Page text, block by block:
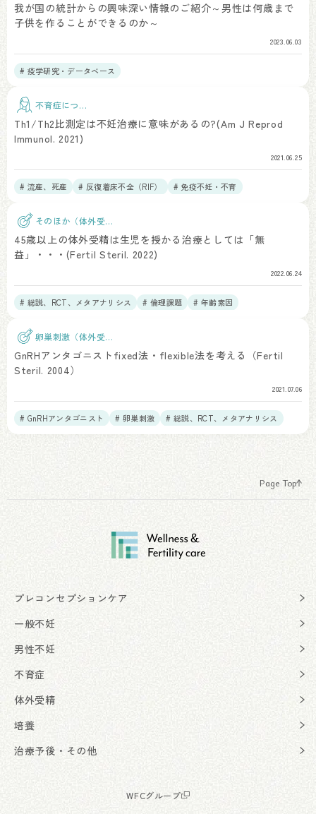
我が国の統計からの興味深い情報のご紹介～男性は何歳まで
子供を作ることができるのか～
2023.06.03
# 疫学研究・データベース
不育症につい
Th1/Th2比測定は不妊治療に意味があるの?(Am J Reprod
Immunol. 2021)
2021.06.25
# 流産、死産 # 反復着床不全（RIF） # 免疫不妊・不育
そのほか（体外受
45歳以上の体外受精は生児を授かる治療としては「無
益」・・・(Fertil Steril. 2022)
2022.06.24
# 総説、RCT、メタアナリシス # 倫理課題 # 年齢素因
卵巣刺激（体外受
GnRHアンタゴニストfixed法・flexible法を考える（Fertil
Steril. 2004）
2021.07.06
# GnRHアンタゴニスト # 卵巣刺激 # 総説、RCT、メタアナリシス
Page Top
プレコンセプションケア
一般不妊
男性不妊
不育症
体外受精
培養
治療予後・その他
WFCグループ